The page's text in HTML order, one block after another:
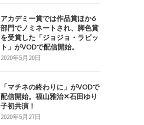
アカデミー賞では作品賞ほか6
部門でノミネートされ、脚色賞
を受賞した「ジョジョ・ラビッ
ト」がVODで配信開始。
2020年5月20日
「マチネの終わりに」がVODで
配信開始。福山雅治✕石田ゆり
子初共演！
2020年5月27日